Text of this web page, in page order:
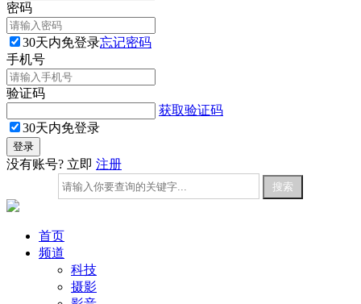
密码
30天内免登录忘记密码
手机号
验证码
获取验证码
30天内免登录
没有账号? 立即 注册
首页
频道
科技
摄影